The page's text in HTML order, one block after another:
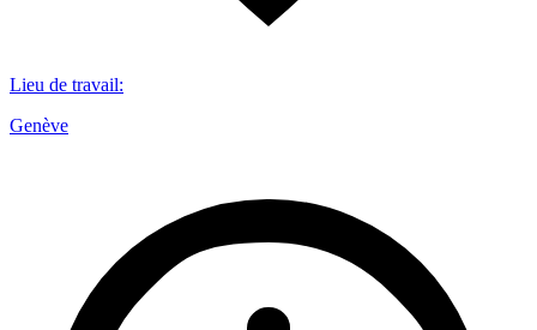
Lieu de travail:
Genève